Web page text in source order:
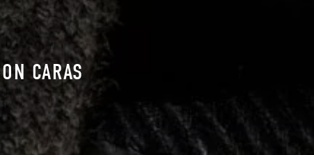
CARAS